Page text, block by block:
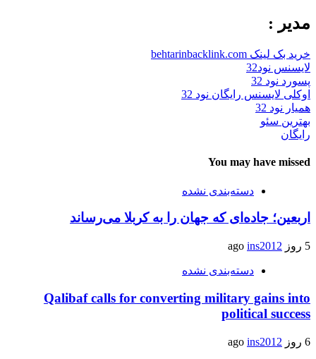
مدیر :
خرید بک لینک behtarinbacklink.com
لایسنس نود32
پسورد نود 32
اوکلی لایسنس رایگان نود 32
همیار نود 32
بهترین سئو
رایگان
You may have missed
دسته‌بندی نشده
اربعین؛ جاده‌ای که جهان را به کربلا می‌رساند
5 روز ago ins2012
دسته‌بندی نشده
Qalibaf calls for converting military gains into
political success
6 روز ago ins2012